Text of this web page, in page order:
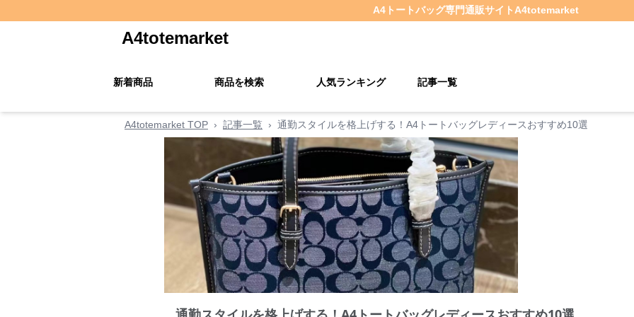
A4トートバッグ専門通販サイト A4totemarket
A4totemarket
新着商品 商品を検索 人気ランキング 記事一覧
A4totemarket TOP › 記事一覧 › 通勤スタイルを格上げする！A4トートバッグレディースおすすめ10選